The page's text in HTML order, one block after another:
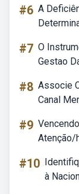
#6 A
#7 O
Gestao
#8 Associe
Canal
#9
Atenção/
#10
à